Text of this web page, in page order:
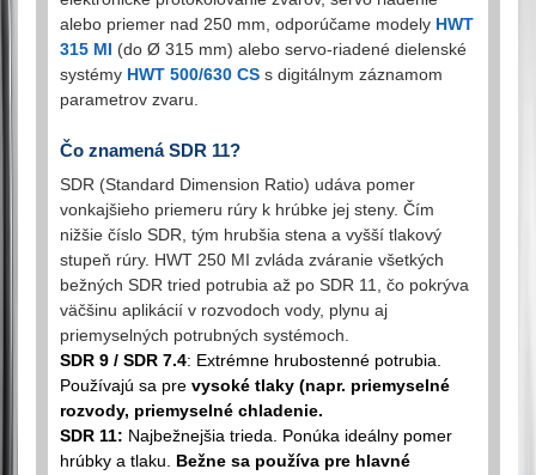
alebo priemer nad 250 mm, odporúčame modely HWT
315 MI (do Ø 315 mm) alebo servo-riadené dielenské
systémy HWT 500/630 CS s digitálnym záznamom
parametrov zvaru.
Čo znamená SDR 11?
SDR (Standard Dimension Ratio) udáva pomer
vonkajšieho priemeru rúry k hrúbke jej steny. Čím
nižšie číslo SDR, tým hrubšia stena a vyšší tlakový
stupeň rúry. HWT 250 MI zvláda zváranie všetkých
bežných SDR tried potrubia až po SDR 11, čo pokrýva
väčšinu aplikácií v rozvodoch vody, plynu aj
priemyselných potrubných systémoch.
SDR 9 / SDR 7.4: Extrémne hrubostenné potrubia.
Používajú sa pre vysoké tlaky (napr. priemyselné
rozvody, priemyselné chladenie.
SDR 11: Najbežnejšia trieda. Ponúka ideálny pomer
hrúbky a tlaku. Bežne sa používa pre hlavné